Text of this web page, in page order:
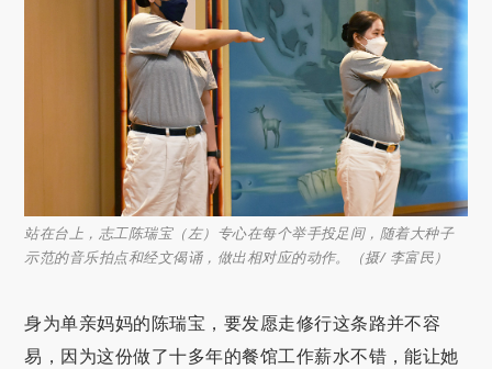
站在台上，志工陈瑞宝（左）专心在每个举手投足间，随着大种子
示范的音乐拍点和经文偈诵，做出相对应的动作。（摄/ 李富民）
身为单亲妈妈的陈瑞宝，要发愿走修行这条路并不容
易，因为这份做了十多年的餐馆工作薪水不错，能让她